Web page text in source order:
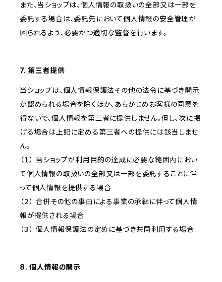
また、当ショップは、個人情報の取扱いの全部又は一部を
委託する場合は、委託先において個人情報の安全管理が
図られるよう、必要かつ適切な監督を行います。
7. 第三者提供
当ショップは、個人情報保護法その他の法令に基づき開示
が認められる場合を除くほか、あらかじめお客様の同意を
得ないで、個人情報を第三者に提供しません。但し、次に掲
げる場合は上記に定める第三者への提供には該当しませ
ん。
（１） 当ショップが利用目的の達成に必要な範囲内におい
て個人情報の取扱いの全部又は一部を委託することに伴
って個人情報を提供する場合
（２） 合併その他の事由による事業の承継に伴って個人情
報が提供される場合
（３） 個人情報保護法の定めに基づき共同利用する場合
8. 個人情報の開示